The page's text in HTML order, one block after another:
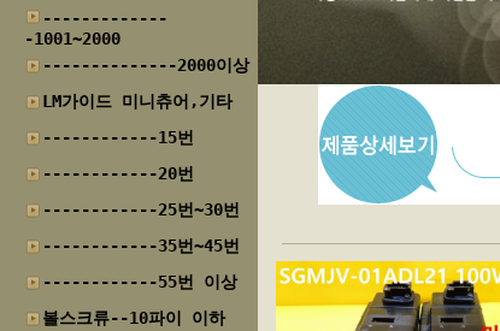
-------------
-1001~2000
--------------2000이상
LM가이드 미니츄어,기타
------------15번
------------20번
------------25번~30번
------------35번~45번
------------55번 이상
볼스크류--10파이 이하